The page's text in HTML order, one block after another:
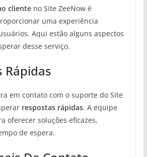
clienteno Site ZeeNow é
uma experiência
Aqui estão alguns aspectos
desse serviço.
Rápidas
em contato com o suporte do Site
respostas rápidas. A equipe
oferecer soluções eficazes,
de espera.